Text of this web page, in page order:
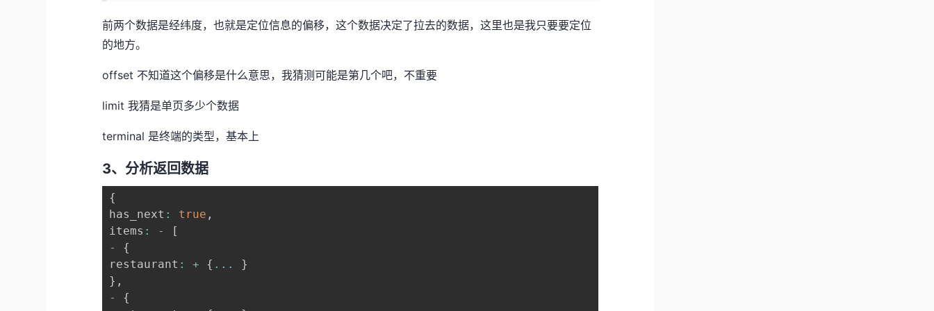
前两个数据是经纬度，也就是定位信息的偏移，这个数据决定了拉去的数据，这里也是我只要要定位
的地方。
offset 不知道这个偏移是什么意思，我猜测可能是第几个吧，不重要
limit 我猜是单页多少个数据
terminal 是终端的类型，基本上
3、分析返回数据
{
has_next : true ,
items : -
[
-
{
restaurant : + { ...
}
} ,
-
{